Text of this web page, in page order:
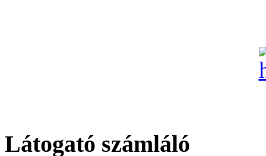
Látogató számláló